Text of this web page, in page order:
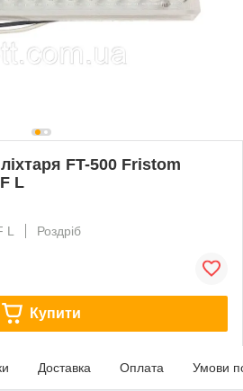
FT-500 Fristom
L
L
Роздріб
Купити
Доставка Оплата Умови